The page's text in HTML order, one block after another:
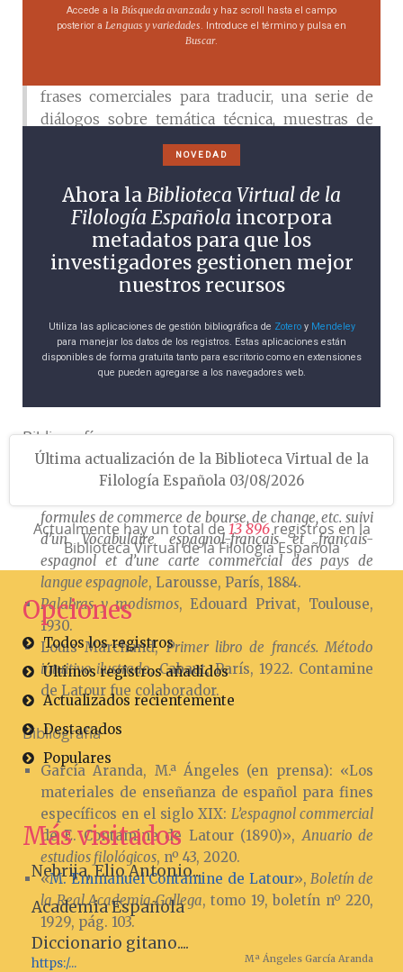
commerce de bourse, de change, etc. suivi d’un
Vocabulaire espagnol-français et français-espagnol
frases comerciales para traducir, una serie de
diálogos sobre temática técnica, muestras de
cartas comerciales y fragmentos de lectura. Por
otro lado, realizó muchas traducciones.
El método obtuvo un notable éxito: se reeditó
hasta las primeras décadas del siglo XX y fue
distinguido con la medalla de honor de la
Sociedad libre de instrucción y de educación
populares (1891), con la medalla de bronce de la
con la mención honorable de la Exposición
universal de Lyon (1894) y con la medalla de
bronce de la Exposición universal de Burdeos
Bibliografía
L’espagnol comercial. Nouvelle méthode de
formules de commerce de bourse, de change, etc. suivi
d’un Vocabulaire espagnol-français et français-
espagnol et d’une carte commercial des pays de
langue espagnole, Larousse, París, 1884.
Palabras y modismos, Edouard Privat, Toulouse,
1930.
Louis Marchand,Primer libro de francés. Método
intuitivo ilustrado, Cabaut, París, 1922. Contamine
de Latour fue colaborador.
Bibliografía
García Aranda, M.ª Ángeles (en prensa): «Los
materiales de enseñanza de español para fines
específicos en el siglo XIX:L’espagnol commercial
de E. Contamine de Latour (1890)»,Anuario de
estudios filológicos, nº 43, 2020.
«M. Emmanuel Contamine de Latour»,Boletín de
la Real Academia Gallega, tomo 19, boletín nº 220,
1929, pág. 103.
Mª Ángeles García Aranda
Accede a la Búsqueda avanzada y haz scroll hasta el campo
posterior a Lenguas y variedades. Introduce el término y pulsa en
Buscar.
NOVEDAD
Ahora laBiblioteca Virtual de la
Filología Española incorpora
metadatos para que los
investigadores gestionen mejor
nuestros recursos
Utiliza las aplicaciones de gestión bibliográfica de Zoteroy Mendeley
para manejar los datos de los registros. Estas aplicaciones están
disponibles de forma gratuita tanto para escritorio como en extensiones
que pueden agregarse a los navegadores web.
Última actualización de la Biblioteca Virtual de la
Filología Española 03/08/2026
Actualmente hay un total de13 896registros en la
Biblioteca Virtual de la Filología Española
Opciones
Todos los registros
Últimos registros añadidos
Actualizados recientemente
Destacados
Populares
Más visitados
Nebrija, Elio Antonio...
Academia Española
Diccionario gitano....
https:/...